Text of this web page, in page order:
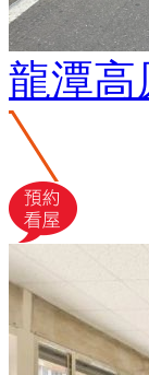
龍潭高